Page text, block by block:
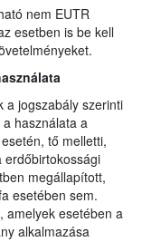
nem EUTR
esetben is be kell
a jogszabály szerinti
használata a
tő melletti,
erdőbirtokossági
megállapított,
esetében sem.
amelyek esetében a
alkalmazása